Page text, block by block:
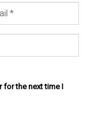
for the next time I